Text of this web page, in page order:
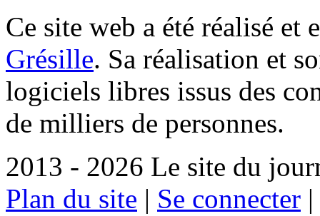
Ce site web a été réalisé et
Grésille. Sa réalisation et
logiciels libres issus des
de milliers de personnes.
2013 - 2026 Le site du
Plan du site | Se connecter |